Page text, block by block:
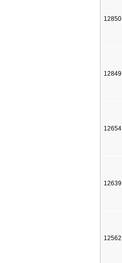
12850
12849
12654
12639
12562